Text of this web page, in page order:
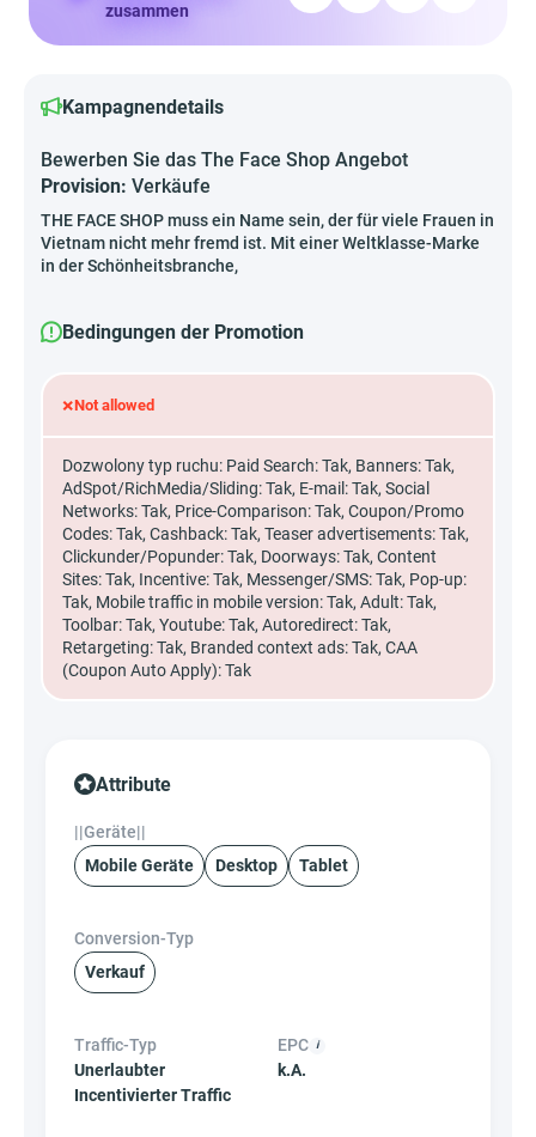
zusammen
Kampagnendetails
Bewerben Sie das The Face Shop Angebot
Provision: Verkäufe
THE FACE SHOP muss ein Name sein, der für viele Frauen in
Vietnam nicht mehr fremd ist. Mit einer Weltklasse-Marke
in der Schönheitsbranche,
Bedingungen der Promotion
×Not allowed
Dozwolony typ ruchu: Paid Search: Tak, Banners: Tak,
AdSpot/RichMedia/Sli­ding: Tak, E-mail: Tak, Social
Networks: Tak, Price-Comparison: Tak, Coupon/Promo
Codes: Tak, Cashback: Tak, Teaser advertisements: Tak,
Clickunder/Popunder: Tak, Doorways: Tak, Content
Sites: Tak, Incentive: Tak, Messenger/SMS: Tak, Pop-up:
Tak, Mobile traffic in mobile version: Tak, Adult: Tak,
Toolbar: Tak, Youtube: Tak, Autoredirect: Tak,
Retargeting: Tak, Branded context ads: Tak, CAA
(Coupon Auto Apply): Tak
Attribute
||Geräte||
Mobile Geräte
Desktop Tablet
Conversion-Typ
Verkauf
Traffic-Typ
Unerlaubter
Incentivierter Traffic
EPC
k.A.